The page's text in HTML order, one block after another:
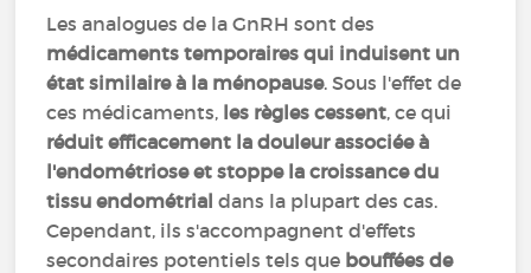
Les analogues de la GnRH sont des
médicaments temporaires qui induisent un
état similaire à la ménopause. Sous l'effet de
ces médicaments, les règles cessent, ce qui
réduit efficacement la douleur associée à
l'endométriose et stoppe la croissance du
tissu endométrialdans la plupart des cas.
Cependant, ils s'accompagnent d'effets
secondaires potentiels tels que bouffées de